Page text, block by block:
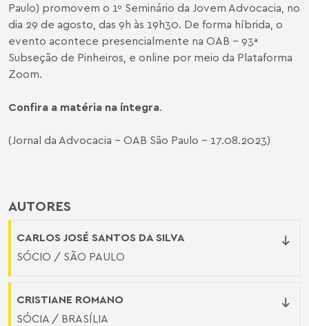
AUTORES
CARLOS JOSÉ SANTOS DA SILVA
SÓCIO / SÃO PAULO
CRISTIANE ROMANO
SÓCIA / BRASÍLIA
Paulo) promovem o 1º Seminário da Jovem Advocacia, no
dia 29 de agosto, das 9h às 19h30. De forma híbrida, o
evento acontece presencialmente na OAB – 93ª
Subseção de Pinheiros, e online por meio da Plataforma
Zoom.
Confira a matéria na íntegra.
(Jornal da Advocacia - OAB São Paulo - 17.08.2023)